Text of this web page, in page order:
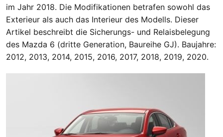
im Jahr 2018. Die Modifikationen betrafen sowohl das
Exterieur als auch das Interieur des Modells. Dieser
Artikel beschreibt die Sicherungs- und Relaisbelegung
des Mazda 6 (dritte Generation, Baureihe GJ). Baujahre:
2012, 2013, 2014, 2015, 2016, 2017, 2018, 2019, 2020.